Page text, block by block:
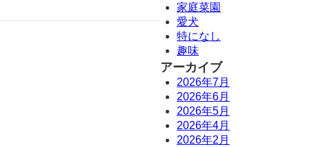
家庭菜園
愛犬
特になし
趣味
アーカイブ
2026年7月
2026年6月
2026年5月
2026年4月
2026年2月